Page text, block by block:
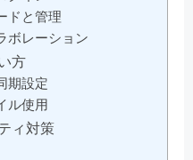
ドと管理
ボレーション
方
期設定
ル使用
ィ対策